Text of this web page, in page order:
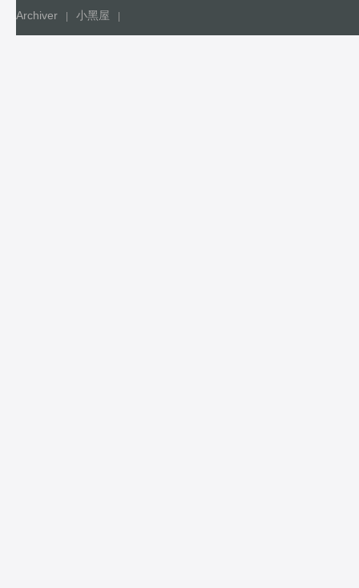
Archiver 小黑屋